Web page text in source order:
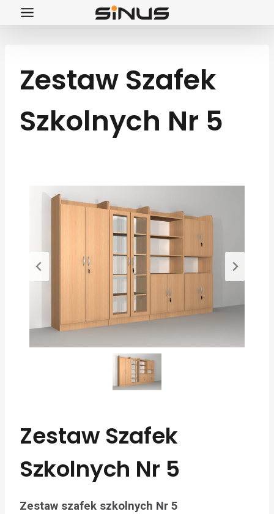
Przejdź
Zestaw Szafek
Szkolnych Nr 5
Zestaw Szafek
Szkolnych Nr 5
Zestaw szafek szkolnych Nr 5